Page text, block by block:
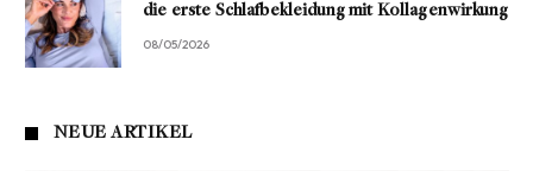
die erste Schlafbekleidung mit Kollagenwirkung
08/05/2026
NEUE ARTIKEL